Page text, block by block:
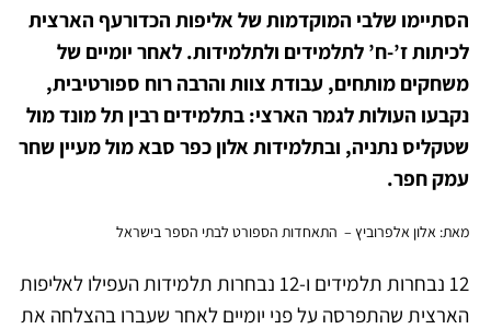
הסתיימו שלבי המוקדמות של אליפות הכדורעף הארצית
לכיתות ז’-ח’ לתלמידים ולתלמידות. לאחר יומיים של
משחקים מותחים, עבודת צוות והרבה רוח ספורטיבית,
נקבעו העולות לגמר הארצי: בתלמידים רבין תל מונד מול
שטקליס נתניה, ובתלמידות אלון כפר סבא מול מעיין שחר
עמק חפר.
מאת: אלון אלפרוביץ – התאחדות הספורט לבתי הספר בישראל
12 נבחרות תלמידים ו-12 נבחרות תלמידות העפילו לאליפות
הארצית שהתפרסה על פני יומיים לאחר שעברו בהצלחה את